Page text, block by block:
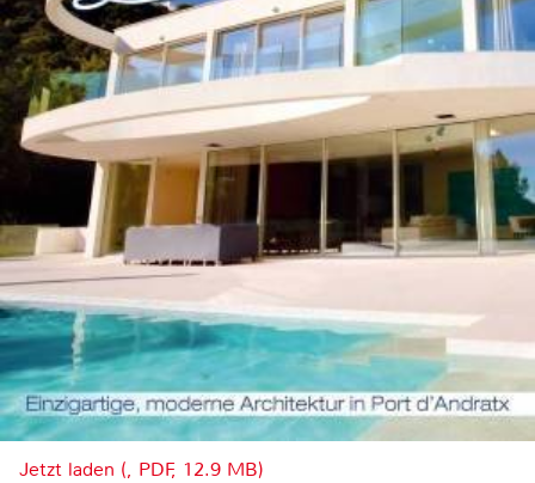
Jetzt laden (, PDF, 12.9 MB)